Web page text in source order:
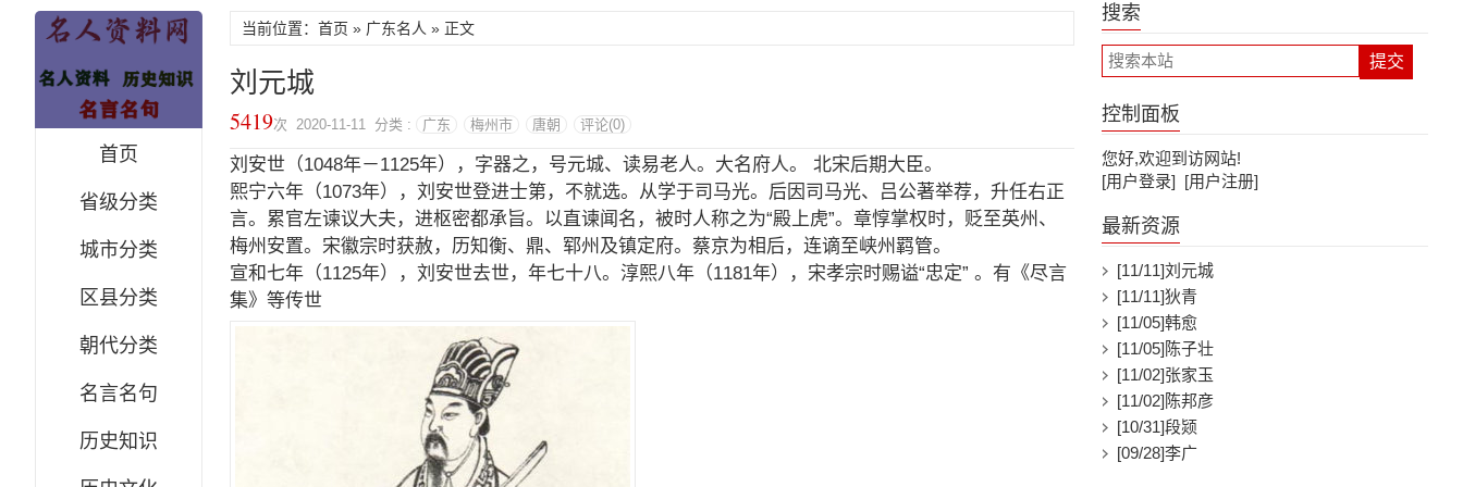
首页
省级分类
城市分类
区县分类
朝代分类
名言名句
历史知识
当前位置： 首页 » 广东名人 » 正文
刘元城
5419次 2020-11-11 分类 : 广东 梅州市 唐朝 评论(0)
刘安世（1048年－1125年），字器之，号元城、读易老人。大名府人。 北宋后期大臣。
熙宁六年（1073年），刘安世登进士第，不就选。从学于司马光。后因司马光、吕公著举荐，升任右正
言。累官左谏议大夫，进枢密都承旨。以直谏闻名，被时人称之为“殿上虎”。章惇掌权时，贬至英州、
梅州安置。宋徽宗时获赦，历知衡、鼎、郓州及镇定府。蔡京为相后，连谪至峡州羁管。
宣和七年（1125年），刘安世去世，年七十八。淳熙八年（1181年），宋孝宗时赐谥“忠定” 。有《尽言
集》等传世
搜索
控制面板
您好,欢迎到访网站!
[用户登录] [用户注册]
最新资源
[11/11]刘元城
[11/11]狄青
[11/05]韩愈
[11/05]陈子壮
[11/02]张家玉
[11/02]陈邦彦
[10/31]段颎
[09/28]李广